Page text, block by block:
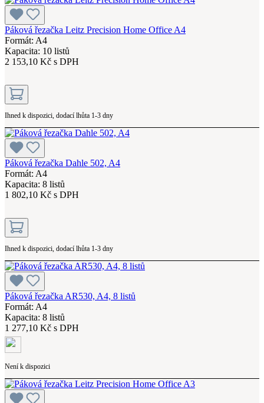
Páková řezačka Leitz Precision Home Office A4
Formát: A4
Kapacita: 10 listů
2 153,10 Kč s DPH
Ihned k dispozici, dodací lhůta 1-3 dny
Páková řezačka Dahle 502, A4
Formát: A4
Kapacita: 8 listů
1 802,10 Kč s DPH
Ihned k dispozici, dodací lhůta 1-3 dny
Páková řezačka AR530, A4, 8 listů
Formát: A4
Kapacita: 8 listů
1 277,10 Kč s DPH
Není k dispozici